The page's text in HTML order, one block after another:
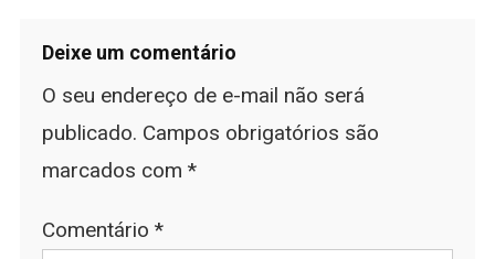
Deixe um comentário
O seu endereço de e-mail não será
publicado. Campos obrigatórios são
marcados com *
Comentário *